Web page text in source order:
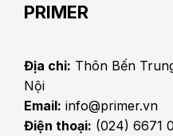
PRIMER
Địa chỉ: Thôn Bến
Nội
Email: info@primer.vn
Điện thoại: (024) 6671